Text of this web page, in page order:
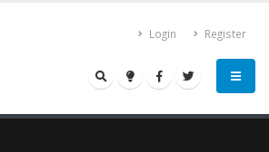
Login Register